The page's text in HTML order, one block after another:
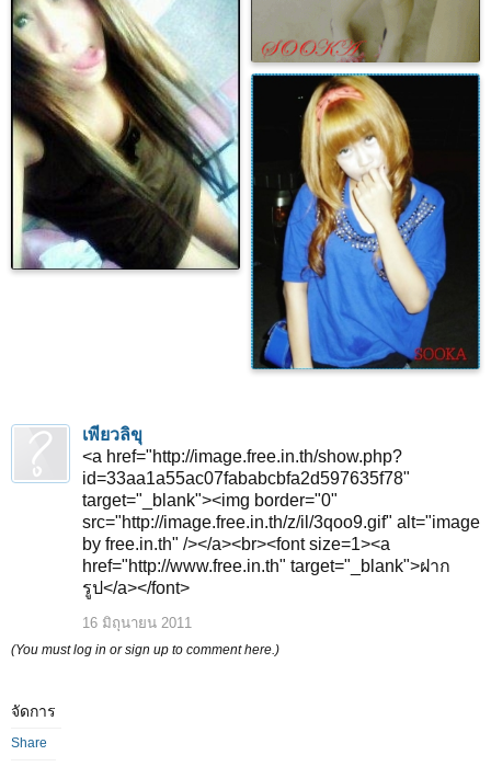
เพียวลิขุ
<a href="http://image.free.in.th/show.php?
id=33aa1a55ac07fababcbfa2d597635f78"
target="_blank"><img border="0"
src="http://image.free.in.th/z/il/3qoo9.gif" alt="image
by free.in.th" /></a><br><font size=1><a
href="http://www.free.in.th" target="_blank">ฝาก
รูป</a></font>
16 มิถุนายน 2011
(You must log in or sign up to comment here.)
จัดการ
Share